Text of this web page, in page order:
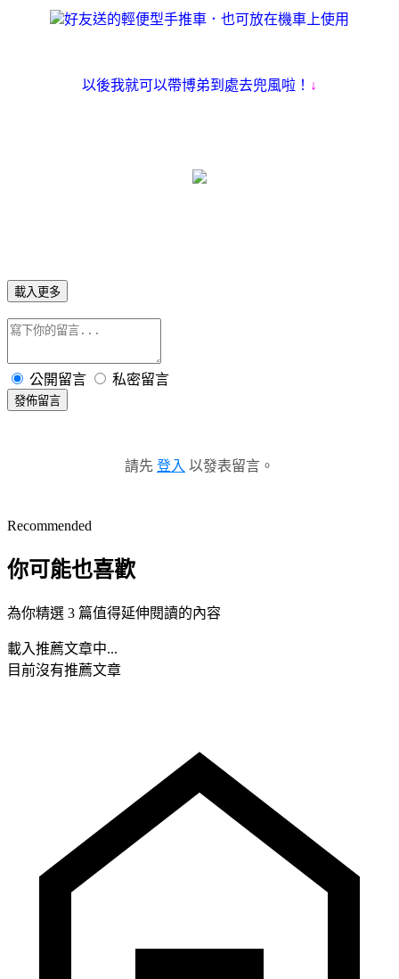
好友送的輕便型手推車．也可放在機車上使用
以後我就可以帶博弟到處去兜風啦！ ↓
載入更多
公開留言 私密留言
發佈留言
請先 登入 以發表留言。
Recommended
你可能也喜歡
為你精選 3 篇值得延伸閱讀的內容
載入推薦文章中...
目前沒有推薦文章